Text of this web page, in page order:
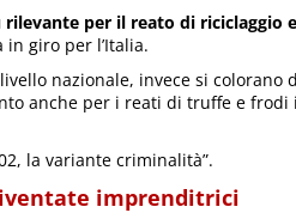
per il reato di riciclaggio
giro per l’Italia.
nazionale, invece si colorano
anche per i reati di truffe e
la variante criminalità”.
imprenditrici